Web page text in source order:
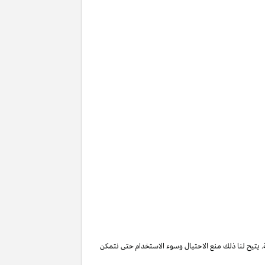
يتيح لنا ذلك منع الاحتيال وسوء الاستخدام حتى نتمكن